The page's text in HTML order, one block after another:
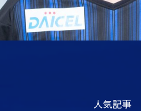
人気記事